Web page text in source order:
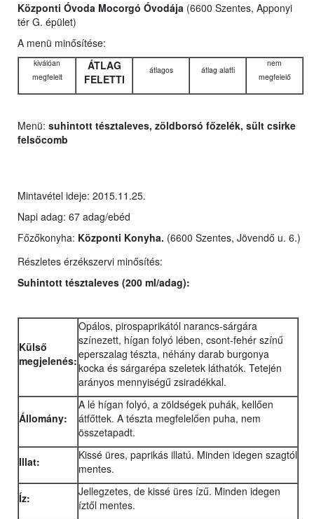
Központi Óvoda Mocorgó Óvodája (6600 Szentes, Apponyi
tér G. épület)
A menü minősítése:
kiválóan
megfelelt
ÁTLAG
FELETTI
átlagos átlag alatti
nem
megfelelő
Menü: suhintott tésztaleves, zöldborsó főzelék, sült csirke
felsőcomb
Mintavétel ideje: 2015.11.25.
Napi adag: 67 adag/ebéd
Főzőkonyha: Központi Konyha. (6600 Szentes, Jövendő u. 6.)
Részletes érzékszervi minősítés:
Suhintott tésztaleves (200 ml/adag):
Külső
megjelenés:
Opálos, pirospaprikától narancs-sárgára
színezett, hígan folyó lében, csont-fehér színű
eperszalag tészta, néhány darab burgonya
kocka és sárgarépa szeletek láthatók. Tetején
arányos mennyiségű zsiradékkal.
Állomány:
A lé hígan folyó, a zöldségek puhák, kellően
átfőttek. A tészta megfelelően puha, nem
összetapadt.
Illat:
Kissé üres, paprikás illatú. Minden idegen szagtól
mentes.
Íz:
Jellegzetes, de kissé üres ízű. Minden idegen
íztől mentes.